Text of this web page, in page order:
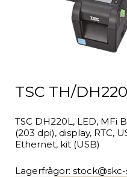
TSC TH/
TSC DH220L, LED,
(203 dpi), display, RTC,
Ethernet, kit (USB)
Lagerfrågor: